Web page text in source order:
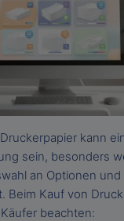
kann
sein, besonders
an Optionen und
Beim Kauf von
beachten: